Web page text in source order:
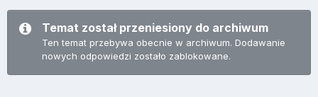
Temat został przeniesiony do archiwum
Ten temat przebywa obecnie w archiwum. Dodawanie
nowych odpowiedzi zostało zablokowane.